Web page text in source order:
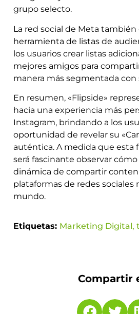
grupo selecto.
La red social de Meta
herramienta de listas de
los usuarios crear listas
mejores amigos para
manera más segmentada con
En resumen, «Flipside»
hacia una experiencia más
Instagram, brindando a los
oportunidad de revelar su
auténtica. A medida que esta
será fascinante observar
dinámica de compartir
plataformas de redes sociales
mundo.
Etiquetas: Marketing Digital,
Compartir